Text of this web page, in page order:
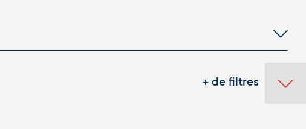
+ de filtres